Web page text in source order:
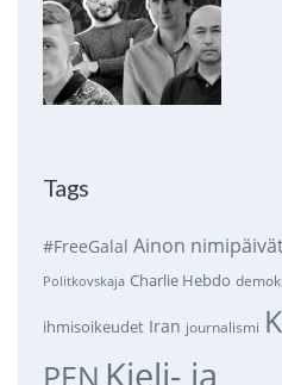
Tags
#FreeGalal Ainon
Politkovskaja Charlie Hebdo
ihmisoikeudet Iran journalismi
PEN